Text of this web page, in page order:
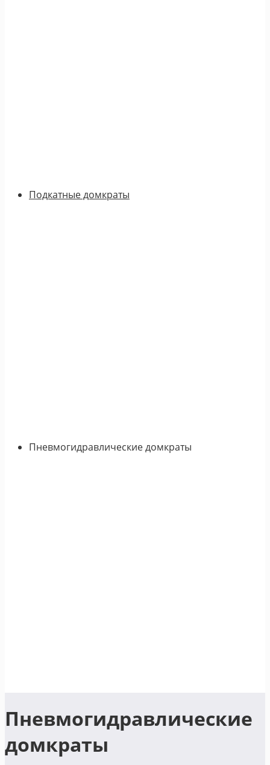
Подкатные домкраты
Пневмогидравлические домкраты
Пневмогидравлические
домкраты